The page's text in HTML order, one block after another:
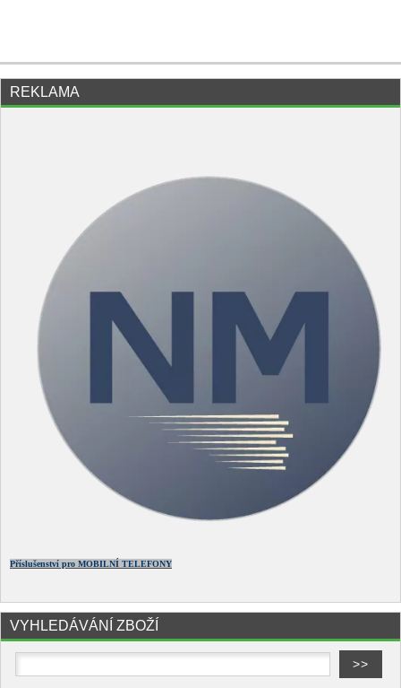
REKLAMA
Příslušenství pro MOBILNÍ TELEFONY
VYHLEDÁVÁNÍ ZBOŽÍ